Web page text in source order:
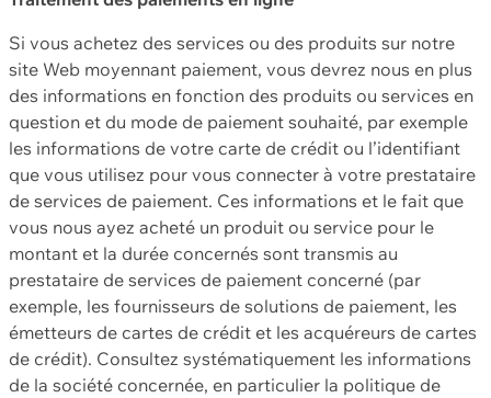
Si vous achetez des services ou des produits sur notre
site Web moyennant paiement, vous devrez nous en plus
des informations en fonction des produits ou services en
question et du mode de paiement souhaité, par exemple
les informations de votre carte de crédit ou l’identifiant
que vous utilisez pour vous connecter à votre prestataire
de services de paiement. Ces informations et le fait que
vous nous ayez acheté un produit ou service pour le
montant et la durée concernés sont transmis au
prestataire de services de paiement concerné (par
exemple, les fournisseurs de solutions de paiement, les
émetteurs de cartes de crédit et les acquéreurs de cartes
de crédit). Consultez systématiquement les informations
de la société concernée, en particulier la politique de